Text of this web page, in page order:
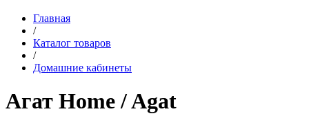
Главная
/
Каталог товаров
/
Домашние кабинеты
Агат Home / Agat